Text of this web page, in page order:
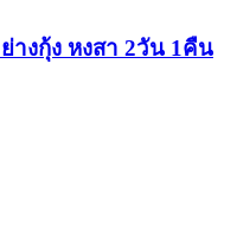
างกุ้ง หงสา 2วัน 1คืน